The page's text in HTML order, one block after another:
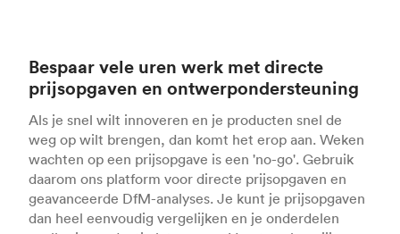
Bespaar vele uren werk met directe
prijsopgaven en ontwerpondersteuning
Als je snel wilt innoveren en je producten snel de
weg op wilt brengen, dan komt het erop aan. Weken
wachten op een prijsopgave is een 'no-go'. Gebruik
daarom ons platform voor directe prijsopgaven en
geavanceerde DfM-analyses. Je kunt je prijsopgaven
dan heel eenvoudig vergelijken en je onderdelen